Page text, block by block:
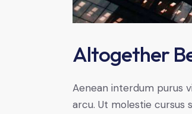
Altogether
Aenean interdum purus
arcu. Ut molestie cursus